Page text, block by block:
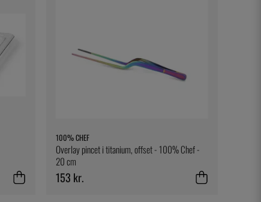
100% CHEF
Overlay pincet i titanium, offset - 100% Chef -
20 cm
153 kr.